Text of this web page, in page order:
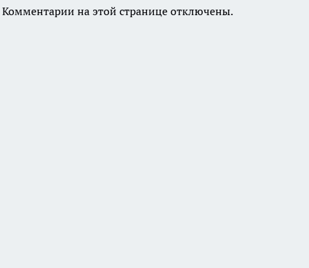
Комментарии на этой странице отключены.